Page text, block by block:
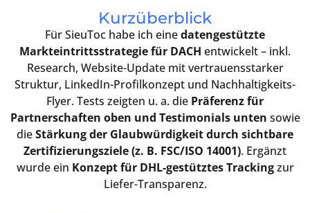
Kurzüberblick
Für SieuToc habe ich einedatengestützte
Markteintrittsstrategie für DACH entwickelt – inkl.
Research, Website-Update mit vertrauensstarker
Struktur, LinkedIn-Profilkonzept und Nachhaltigkeits-
Flyer. Tests zeigten u. a. die Präferenz für
Partnerschaften oben und Testimonials unten sowie
dieStärkung der Glaubwürdigkeit durch sichtbare
Zertifizierungsziele (z. B. FSC/ISO 14001). Ergänzt
wurde ein Konzept für DHL-gestütztes Trackingzur
Liefer-Transparenz.